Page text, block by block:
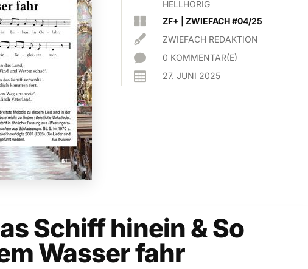
HELLHÖRIG
 ZF+ ZWIEFACH #04/25
 ZWIEFACH REDAKTION
 0 KOMMENTAR(E)
 27. JUNI 2025
Schiff hinein & So
Wasser fahr